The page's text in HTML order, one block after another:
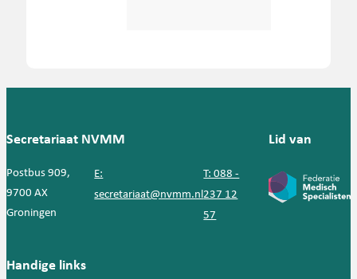
Secretariaat NVMM
Postbus 909,
9700 AX
Groningen
E:
secretariaat@nvmm.nl
T: 088 -
237 12
57
Lid van
Handige links